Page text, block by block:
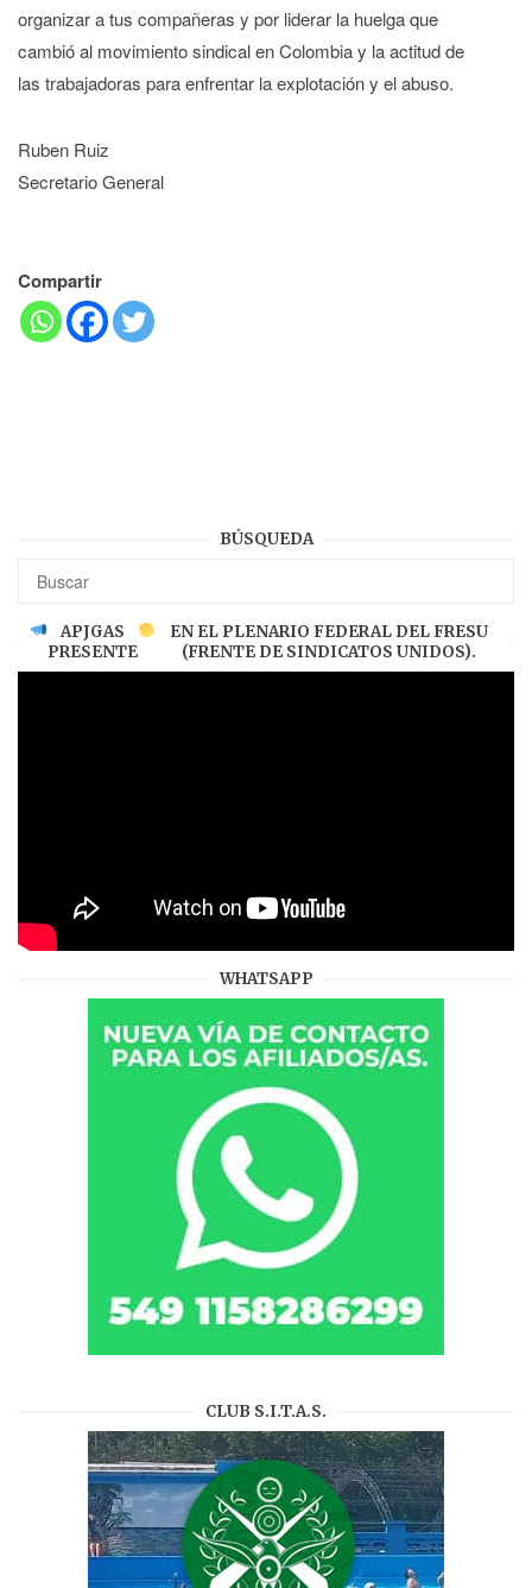
organizar a tus compañeras y por liderar la huelga que
cambió al movimiento sindical en Colombia y la actitud de
las trabajadoras para enfrentar la explotación y el abuso.
Ruben Ruiz
Secretario General
Compartir
BÚSQUEDA
APJGAS
PRESENTE
EN EL PLENARIO FEDERAL DEL FRESU
(FRENTE DE SINDICATOS UNIDOS).
WHATSAPP
CLUB S.I.T.A.S.